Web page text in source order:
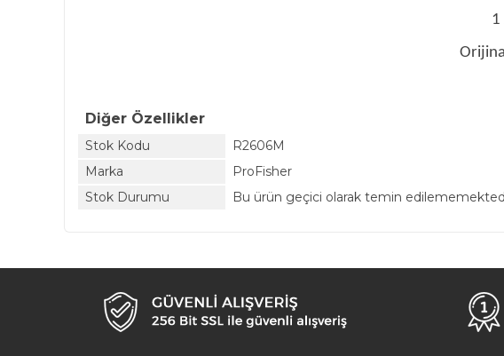
1
Diğer Özellikler
Stok Kodu
R2606M
Marka
ProFisher
Stok Durumu
Bu ürün geçici olarak temin